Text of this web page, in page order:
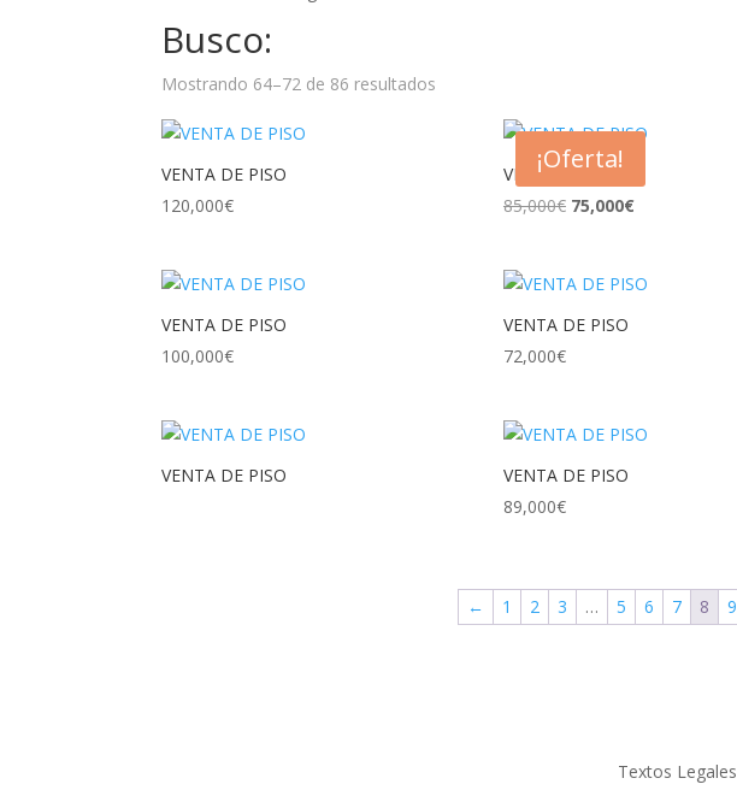
Busco:
Mostrando 64–72 de 86 resultados
VENTA DE PISO
120,000€
¡Oferta!
VENTA DE PISO
85,000€ El
era:
85,000€.
75,000€El
es:
VENTA DE PISO
100,000€
VENTA DE PISO
72,000€
VENTA DE PISO
VENTA DE PISO
89,000€
← 1 2 3 … 5 6 7 8 9
Textos Legales